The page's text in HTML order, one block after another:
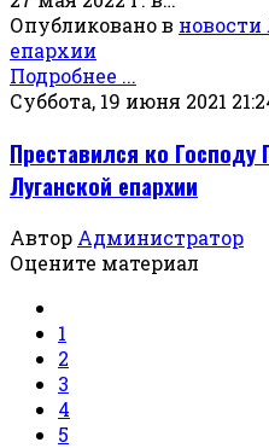
Опубликовано в
епархии
Подробнее ...
Суббота, 19 июня 2021
Преставился ко
Луганской епархии
Автор Администратор
Оцените материал
1
2
3
4
5